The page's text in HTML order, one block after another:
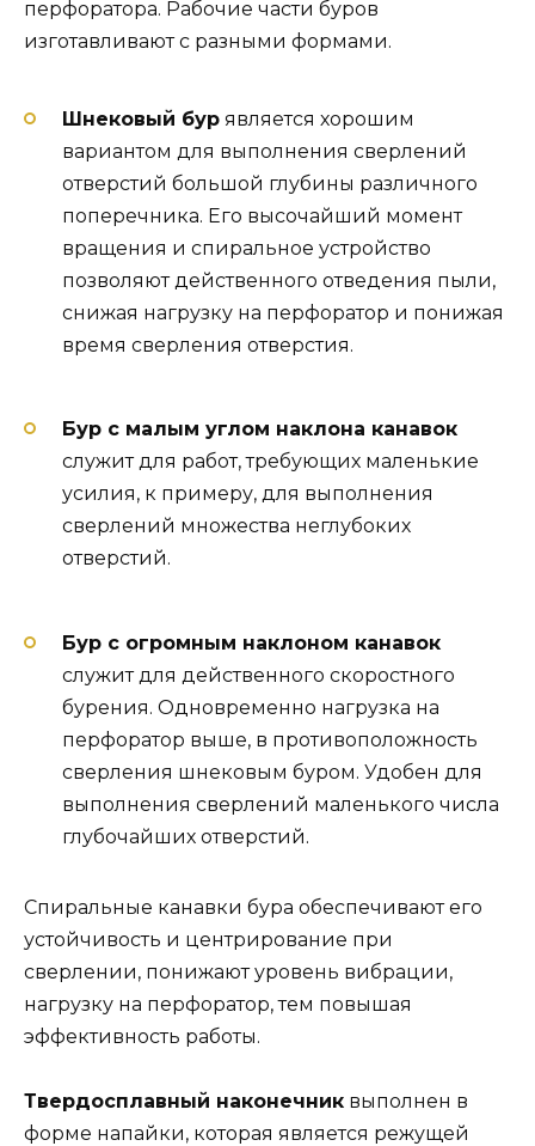
перфоратора. Рабочие части буров
изготавливают с разными формами.
Шнековый бур является хорошим
вариантом для выполнения сверлений
отверстий большой глубины различного
поперечника. Его высочайший момент
вращения и спиральное устройство
позволяют действенного отведения пыли,
снижая нагрузку на перфоратор и понижая
время сверления отверстия.
Бур с малым углом наклона канавок
служит для работ, требующих маленькие
усилия, к примеру, для выполнения
сверлений множества неглубоких
отверстий.
Бур с огромным наклоном канавок
служит для действенного скоростного
бурения. Одновременно нагрузка на
перфоратор выше, в противоположность
сверления шнековым буром. Удобен для
выполнения сверлений маленького числа
глубочайших отверстий.
Спиральные канавки бура обеспечивают его
устойчивость и центрирование при
сверлении, понижают уровень вибрации,
нагрузку на перфоратор, тем повышая
эффективность работы.
Твердосплавный наконечник выполнен в
форме напайки, которая является режущей